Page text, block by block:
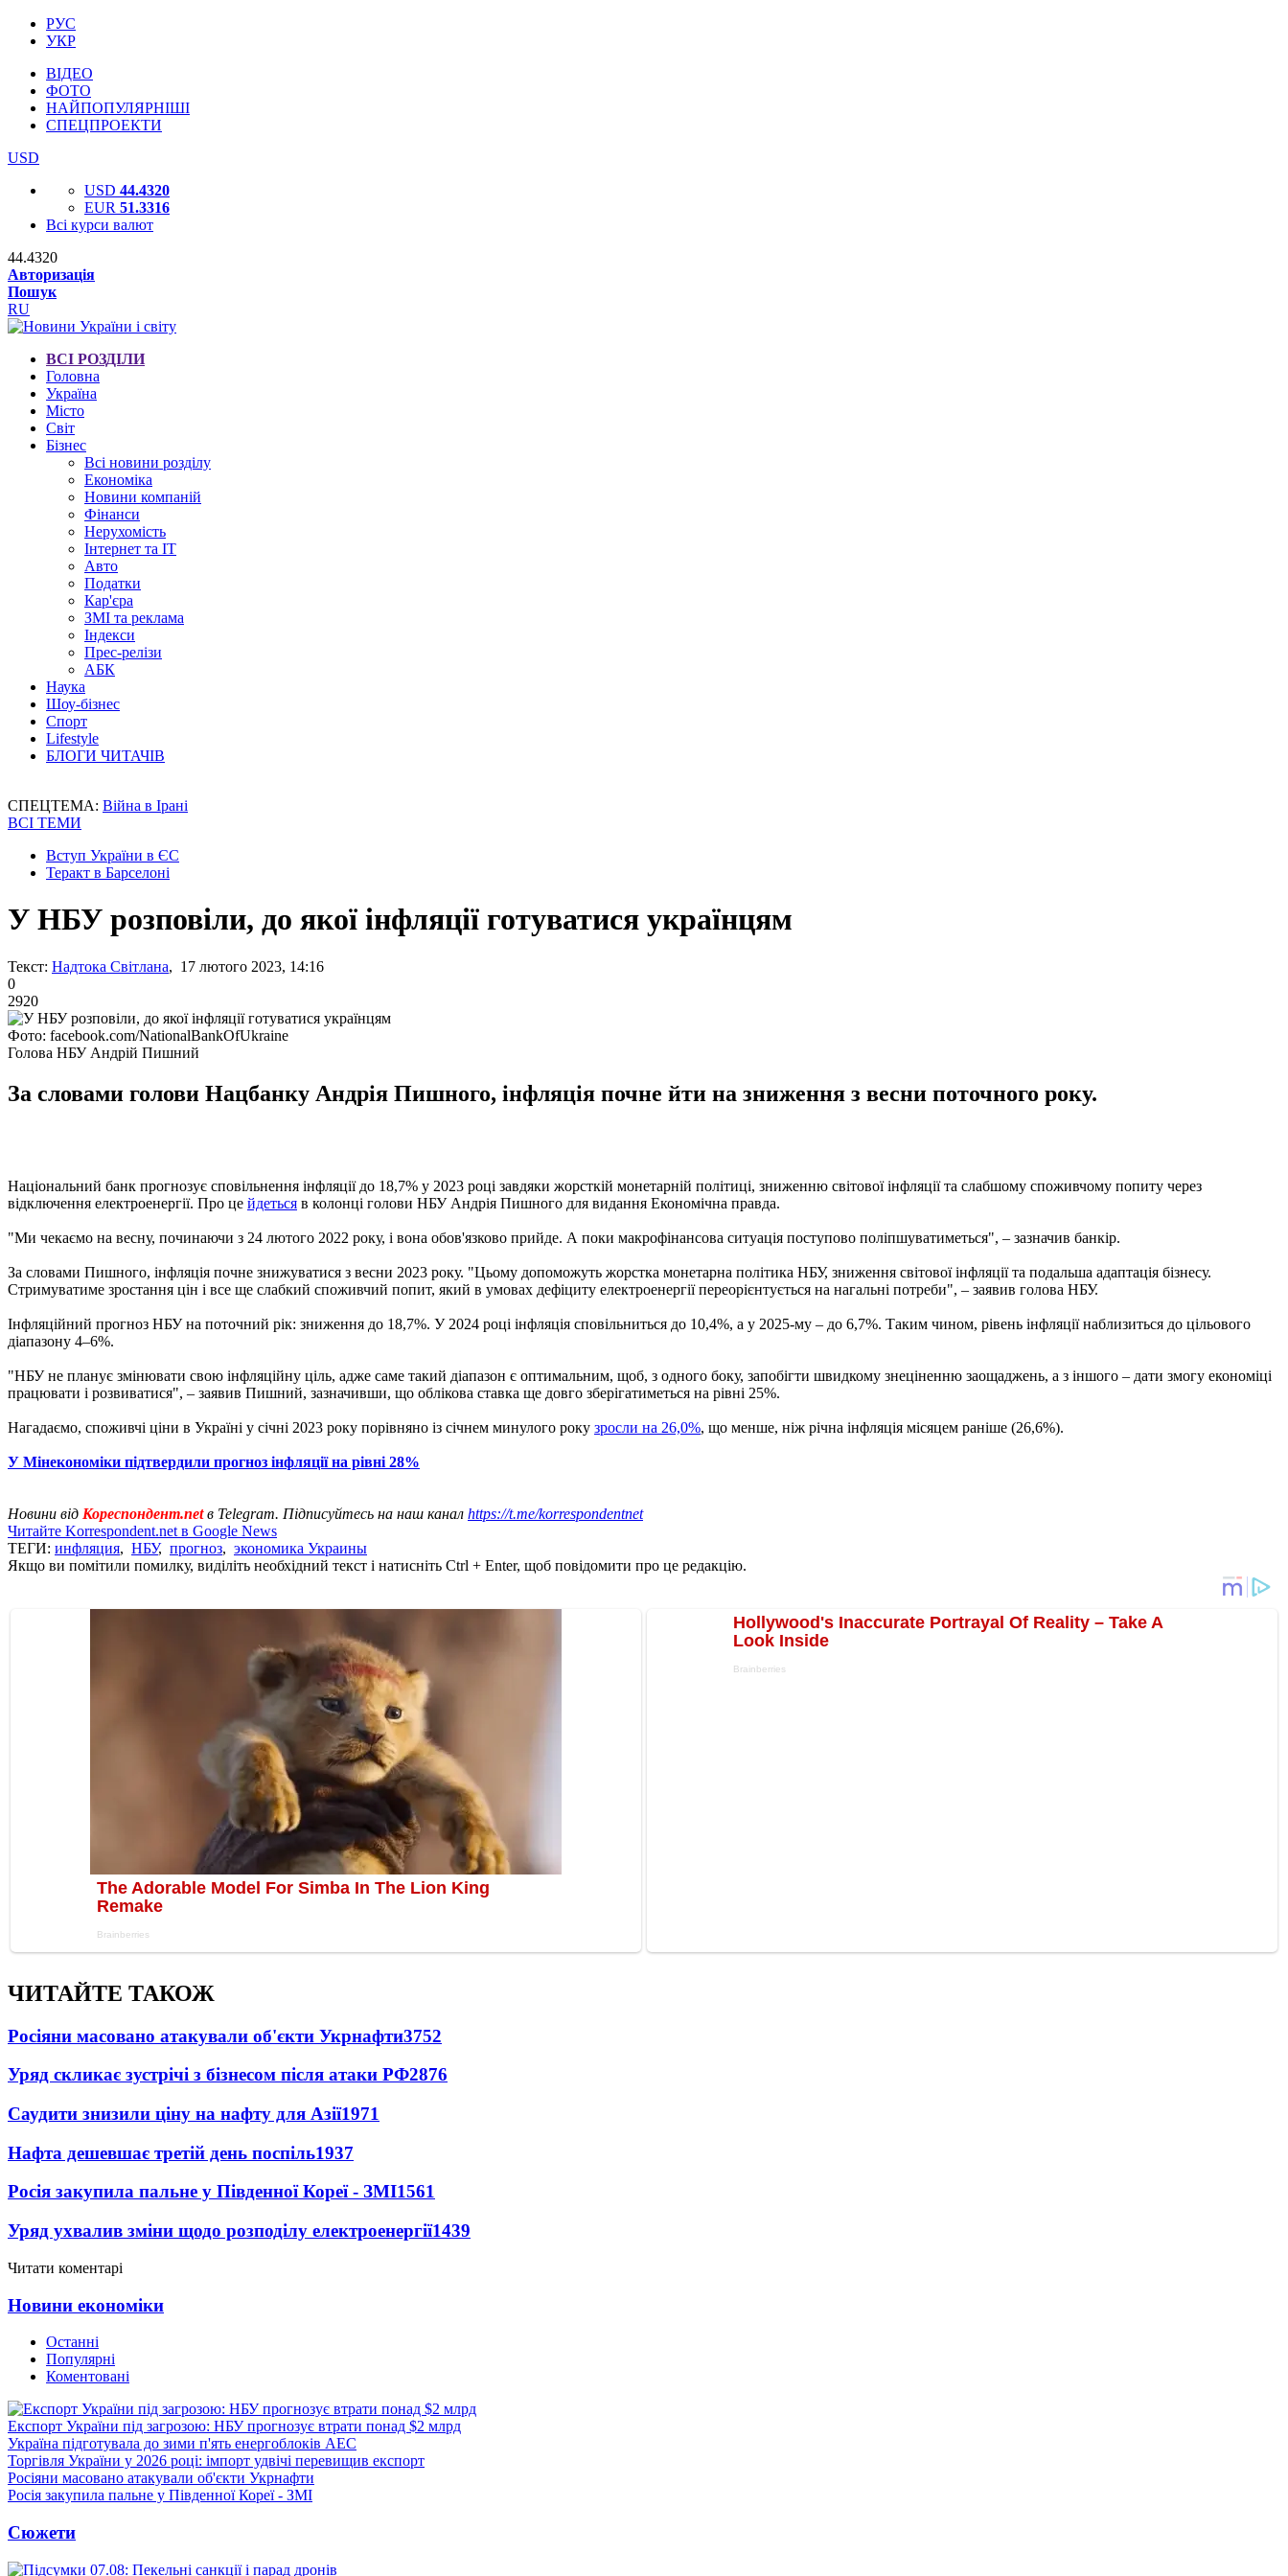
РУС
УКР
ВІДЕО
ФОТО
НАЙПОПУЛЯРНІШІ
СПЕЦПРОЕКТИ
USD
USD 44.4320
EUR 51.3316
Всі курси валют
44.4320
Авторизація
Пошук
RU
ВСІ РОЗДІЛИ
Головна
Україна
Місто
Світ
Бізнес
Всі новини розділу
Економіка
Новини компаній
Фінанси
Нерухомість
Інтернет та IT
Авто
Податки
Кар'єра
ЗМІ та реклама
Індекси
Прес-релізи
АБК
Наука
Шоу-бізнес
Спорт
Lifestyle
БЛОГИ ЧИТАЧІВ
СПЕЦТЕМА: Війна в Ірані
ВСІ ТЕМИ
Вступ України в ЄС
Теракт в Барселоні
У НБУ розповіли, до якої інфляції готуватися українцям
Текст: Надтока Світлана, 17 лютого 2023, 14:16
0
2920
Фото: facebook.com/NationalBankOfUkraine
Голова НБУ Андрій Пишний
За словами голови Нацбанку Андрія Пишного, інфляція почне йти на зниження з весни поточного року.
Національний банк прогнозує сповільнення інфляції до 18,7% у 2023 році завдяки жорсткій монетарній політиці, зниженню світової інфляції та слабшому споживчому попиту через
відключення електроенергії. Про це йдеться в колонці голови НБУ Андрія Пишного для видання Економічна правда.
"Ми чекаємо на весну, починаючи з 24 лютого 2022 року, і вона обов'язково прийде. А поки макрофінансова ситуація поступово поліпшуватиметься", – зазначив банкір.
За словами Пишного, інфляція почне знижуватися з весни 2023 року. "Цьому допоможуть жорстка монетарна політика НБУ, зниження світової інфляції та подальша адаптація бізнесу.
Стримуватиме зростання цін і все ще слабкий споживчий попит, який в умовах дефіциту електроенергії переорієнтується на нагальні потреби", – заявив голова НБУ.
Інфляційний прогноз НБУ на поточний рік: зниження до 18,7%. У 2024 році інфляція сповільниться до 10,4%, а у 2025-му – до 6,7%. Таким чином, рівень інфляції наблизиться до цільового
діапазону 4–6%.
"НБУ не планує змінювати свою інфляційну ціль, адже саме такий діапазон є оптимальним, щоб, з одного боку, запобігти швидкому знеціненню заощаджень, а з іншого – дати змогу економіці
працювати і розвиватися", – заявив Пишний, зазначивши, що облікова ставка ще довго зберігатиметься на рівні 25%.
Нагадаємо, споживчі ціни в Україні у січні 2023 року порівняно із січнем минулого року зросли на 26,0%, що менше, ніж річна інфляція місяцем раніше (26,6%).
У Мінекономіки підтвердили прогноз інфляції на рівні 28%
Новини від Кореспондент.netв Telegram. Підписуйтесь на наш канал https://t.me/korrespondentnet
Читайте Korrespondent.net в Google News
ТЕГИ: инфляция, НБУ, прогноз, экономика Украины
Якщо ви помітили помилку, виділіть необхідний текст і натисніть Ctrl + Enter, щоб повідомити про це редакцію.
ЧИТАЙТЕ ТАКОЖ
Росіяни масовано атакували об'єкти Укрнафти3752
Уряд скликає зустрічі з бізнесом після атаки РФ2876
Саудити знизили ціну на нафту для Азії1971
Нафта дешевшає третій день поспіль1937
Росія закупила пальне у Південної Кореї - ЗМІ1561
Уряд ухвалив зміни щодо розподілу електроенергії1439
Читати коментарі
Новини економіки
Останні
Популярні
Коментовані
Експорт України під загрозою: НБУ прогнозує втрати понад $2 млрд
Україна підготувала до зими п'ять енергоблоків АЕС
Торгівля України у 2026 році: імпорт удвічі перевищив експорт
Росіяни масовано атакували об'єкти Укрнафти
Росія закупила пальне у Південної Кореї - ЗМІ
Сюжети